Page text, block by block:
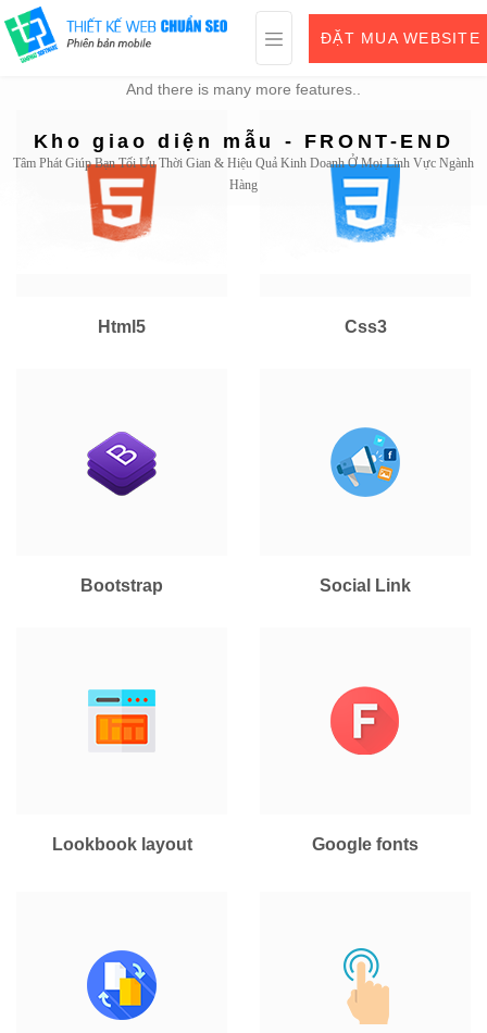
ĐẶT MUA WEBSITE
Kho giao diện mẫu - FRONT-END
Tâm Phát Giúp Bạn Tối Ưu Thời Gian & Hiệu Quả Kinh Doanh Ở Mọi Lĩnh Vực Ngành
Hàng
Core Features
And there is many more features..
Html5 Css3
Bootstrap Social Link
Lookbook layout Google fonts